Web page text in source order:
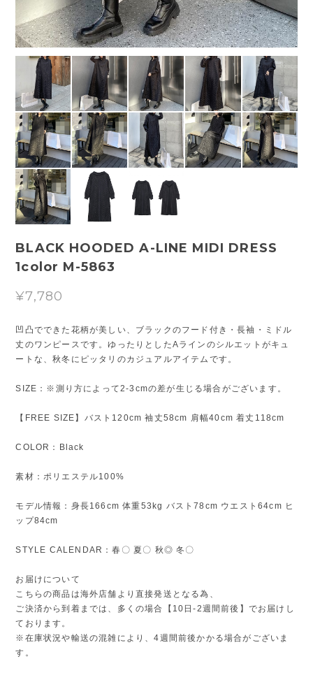
BLACK HOODED A-LINE MIDI DRESS
1color M-5863
¥7,780
凹凸でできた花柄が美しい、ブラックのフード付き・長袖・ミドル
丈のワンピースです。ゆったりとしたAラインのシルエットがキュ
ートな、秋冬にピッタリのカジュアルアイテムです。
SIZE：※測り方によって2-3cmの差が生じる場合がございます。
【FREE SIZE】バスト120cm 袖丈58cm 肩幅40cm 着丈118cm
COLOR：Black
素材：ポリエステル100%
モデル情報：身長166cm 体重53kg バスト78cm ウエスト64cm ヒ
ップ84cm
STYLE CALENDAR：春〇 夏〇 秋◎ 冬〇
お届けについて
こちらの商品は海外店舗より直接発送となる為、
ご決済から到着までは、多くの場合【10日-2週間前後】でお届けし
ております。
※在庫状況や輸送の混雑により、4週間前後かかる場合がございま
す。